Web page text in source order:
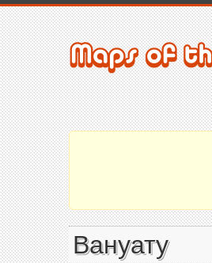
Вануату